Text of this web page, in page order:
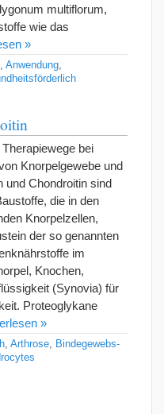
multiflorum,
wie das
»
Anwendung
bei
Knorpelgewebe und
und Chondroitin sind
die in den
Knorpelzellen,
der so genannten
im
Knochen,
(Synovia) für
Proteoglykane
»
Arthrose
Bindegewebs-